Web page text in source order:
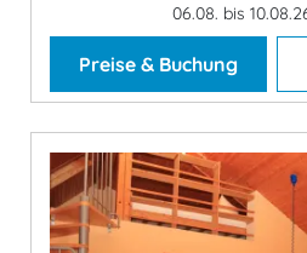
06.08. bis
Preise & Buchung